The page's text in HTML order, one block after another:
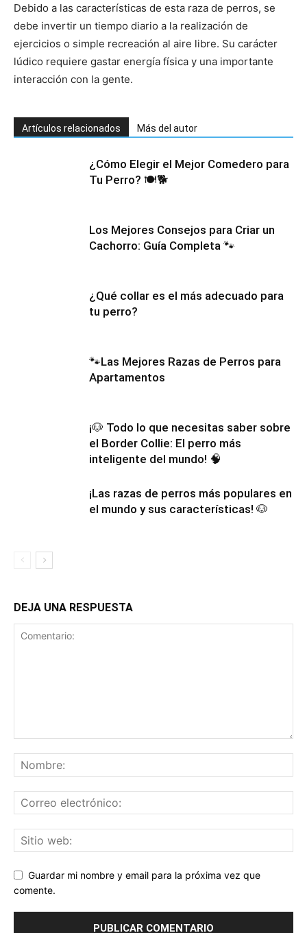
Cachorros
Debido a las características de esta raza de perros, se
debe invertir un tiempo diario a la realización de
ejercicios o simple recreación al aire libre. Su carácter
lúdico requiere gastar energía física y una importante
interacción con la gente.
Artículos relacionados Más del autor
¿Cómo Elegir el Mejor Comedero para
Tu Perro? 🍽️🐕
Los Mejores Consejos para Criar un
Cachorro: Guía Completa 🐾
¿Qué collar es el más adecuado para
tu perro?
🐾Las Mejores Razas de Perros para
Apartamentos
¡🐶 Todo lo que necesitas saber sobre
el Border Collie: El perro más
inteligente del mundo! 🧠
¡Las razas de perros más populares en
el mundo y sus características! 🐶
DEJA UNA RESPUESTA
Guardar mi nombre y email para la próxima vez que
comente.